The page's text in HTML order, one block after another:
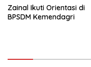
Zainal Ikuti Orientasi di
BPSDM Kemendagri